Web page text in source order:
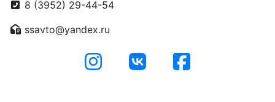
8 (3952) 29-44-54
ssavto@yandex.ru